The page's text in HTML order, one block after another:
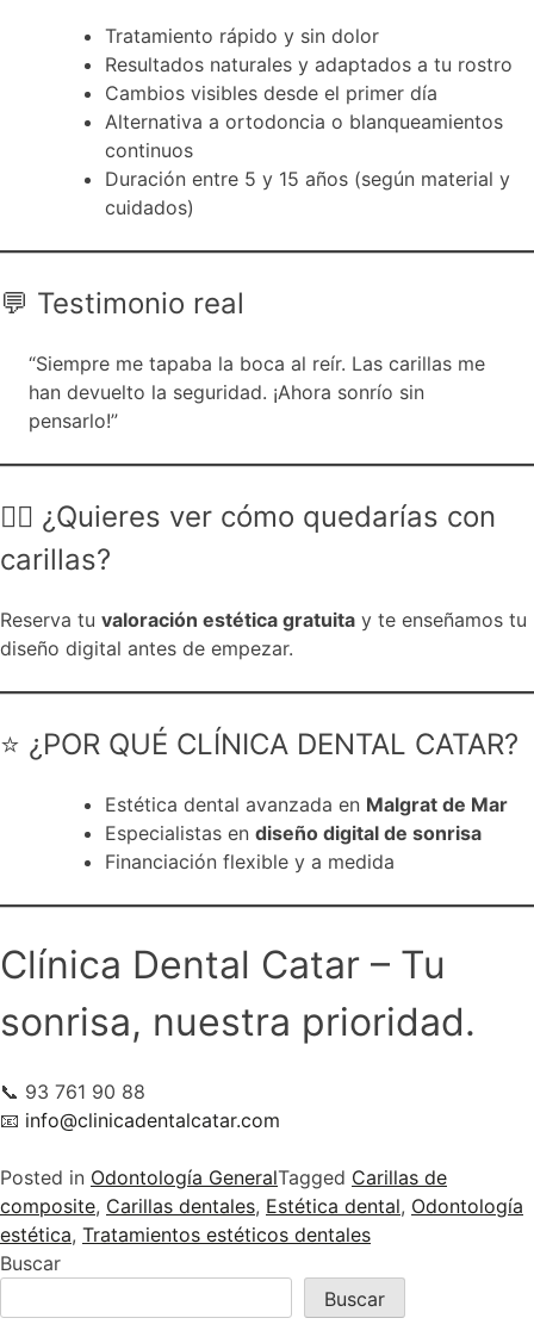
Tratamiento rápido y sin dolor
Resultados naturales y adaptados a tu rostro
Cambios visibles desde el primer día
Alternativa a ortodoncia o blanqueamientos
continuos
Duración entre 5 y 15 años (según material y
cuidados)
💬 Testimonio real
“Siempre me tapaba la boca al reír. Las carillas me
han devuelto la seguridad. ¡Ahora sonrío sin
pensarlo!”
🙋‍♀️ ¿Quieres ver cómo quedarías con
carillas?
Reserva tu valoración estética gratuita y te enseñamos tu
diseño digital antes de empezar.
⭐ ¿POR QUÉ CLÍNICA DENTAL CATAR?
Estética dental avanzada en Malgrat de Mar
Especialistas en diseño digital de sonrisa
Financiación flexible y a medida
Clínica Dental Catar – Tu
sonrisa, nuestra prioridad.
📞 93 761 90 88
📧 info@clinicadentalcatar.com
Posted in Odontología GeneralTagged Carillas de
composite, Carillas dentales, Estética dental, Odontología
estética, Tratamientos estéticos dentales
Buscar
Buscar